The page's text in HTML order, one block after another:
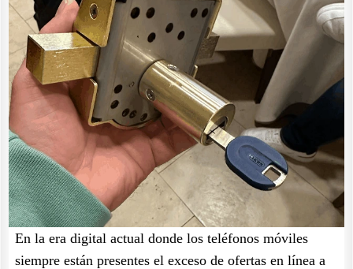
En la era digital actual donde los teléfonos móviles
siempre están presentes el exceso de ofertas en línea a